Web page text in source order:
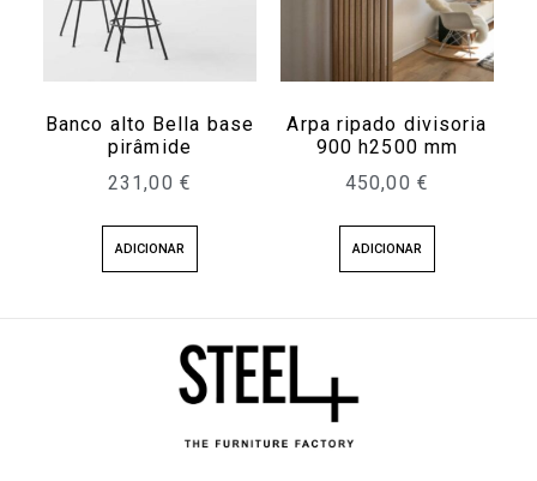
Banco alto Bella base
pirâmide
231,00 €
ADICIONAR
Arpa ripado divisoria
900 h2500 mm
450,00 €
ADICIONAR